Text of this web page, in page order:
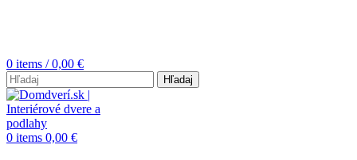
0 items / 0,00 €
Hľadaj
0 items 0,00 €